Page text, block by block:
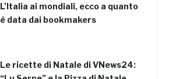
L’Italia ai mondiali, ecco a quanto
è data dai bookmakers
Le ricette di Natale di VNews24: